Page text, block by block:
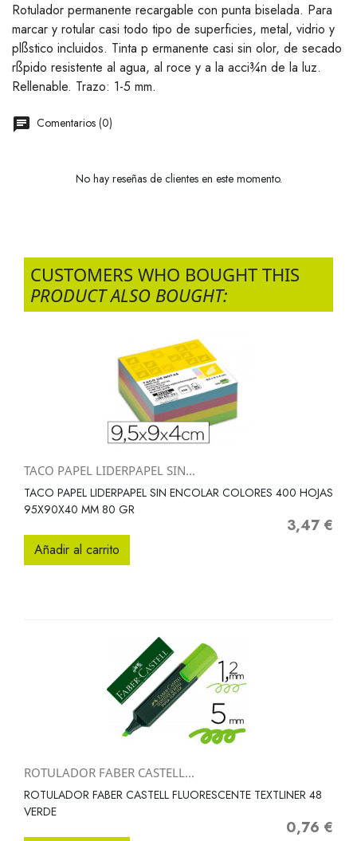
Rotulador permanente recargable con punta biselada. Para
marcar y rotular casi todo tipo de superficies, metal, vidrio y
plßstico incluidos. Tinta p ermanente casi sin olor, de secado
rßpido resistente al agua, al roce y a la acci¾n de la luz.
Rellenable. Trazo: 1-5 mm.
Comentarios (0)
No hay reseñas de clientes en este momento.
CUSTOMERS WHO BOUGHT THIS
PRODUCT ALSO BOUGHT:
TACO PAPEL LIDERPAPEL SIN...
TACO PAPEL LIDERPAPEL SIN ENCOLAR COLORES 400 HOJAS
95X90X40 MM 80 GR
Precio
3,47 €
Añadir al carrito
ROTULADOR FABER CASTELL...
ROTULADOR FABER CASTELL FLUORESCENTE TEXTLINER 48
VERDE
Precio
0,76 €